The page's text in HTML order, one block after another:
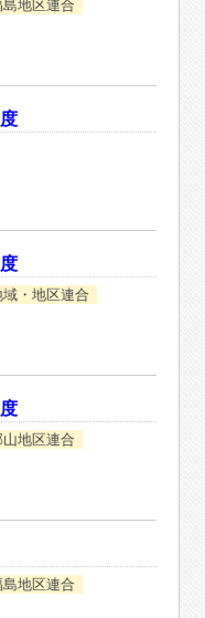
島地区連合
域・地区連合
山地区連合
島地区連合